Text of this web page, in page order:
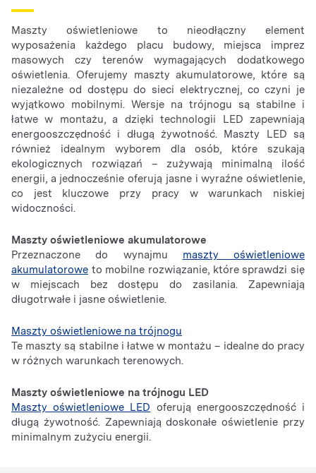
Maszty oświetleniowe to nieodłączny element
wyposażenia każdego placu budowy, miejsca imprez
masowych czy terenów wymagających dodatkowego
oświetlenia. Oferujemy maszty akumulatorowe, które są
niezależne od dostępu do sieci elektrycznej, co czyni je
wyjątkowo mobilnymi. Wersje na trójnogu są stabilne i
łatwe w montażu, a dzięki technologii LED zapewniają
energooszczędność i długą żywotność. Maszty LED są
również idealnym wyborem dla osób, które szukają
ekologicznych rozwiązań – zużywają minimalną ilość
energii, a jednocześnie oferują jasne i wyraźne oświetlenie,
co jest kluczowe przy pracy w warunkach niskiej
widoczności.
Maszty oświetleniowe akumulatorowe
Przeznaczone do wynajmu maszty oświetleniowe
akumulatorowe to mobilne rozwiązanie, które sprawdzi się
w miejscach bez dostępu do zasilania. Zapewniają
długotrwałe i jasne oświetlenie.
Maszty oświetleniowe na trójnogu
Te maszty są stabilne i łatwe w montażu – idealne do pracy
w różnych warunkach terenowych.
Maszty oświetleniowe na trójnogu LED
Maszty oświetleniowe LED oferują energooszczędność i
długą żywotność. Zapewniają doskonałe oświetlenie przy
minimalnym zużyciu energii.